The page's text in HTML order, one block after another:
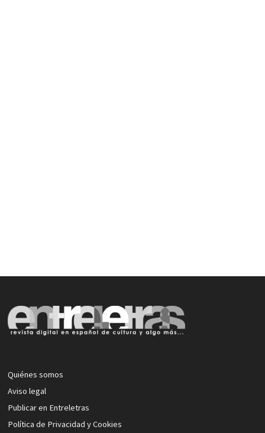
Quiénes somos
Aviso legal
Publicar en Entreletras
Política de Privacidad y Cookies